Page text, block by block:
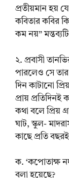
প্রতীয়মান হয়
কবিতার কবির
কম নয়” মন্তব্যটি
২. প্রবাসী
পারলেও সে তার
দিন কাটানো
প্রায়
কথা বলে প্রিয়
ঘাট, স্কুল-
কাছে প্রতি
ক. ‘কপোতাক্ষ
বলা হয়েছে? ‎‫